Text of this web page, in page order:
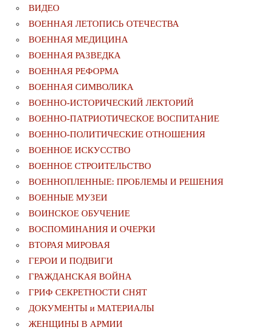
ВИДЕО
ВОЕННАЯ ЛЕТОПИСЬ ОТЕЧЕСТВА
ВОЕННАЯ МЕДИЦИНА
ВОЕННАЯ РАЗВЕДКА
ВОЕННАЯ РЕФОРМА
ВОЕННАЯ СИМВОЛИКА
ВОЕННО-ИСТОРИЧЕСКИЙ ЛЕКТОРИЙ
ВОЕННО-ПАТРИОТИЧЕСКОЕ ВОСПИТАНИЕ
ВОЕННО-ПОЛИТИЧЕСКИE ОТНОШЕНИЯ
ВОЕННОЕ ИСКУССТВО
ВОЕННОЕ СТРОИТЕЛЬСТВО
ВОЕННОПЛЕННЫЕ: ПРОБЛЕМЫ И РЕШЕНИЯ
ВОЕННЫЕ МУЗЕИ
ВОИНСКОЕ ОБУЧЕНИЕ
ВОСПОМИНАНИЯ И ОЧЕРКИ
ВТОРАЯ МИРОВАЯ
ГЕРОИ И ПОДВИГИ
ГРАЖДАНСКАЯ ВОЙНА
ГРИФ СЕКРЕТНОСТИ СНЯТ
ДОКУМЕНТЫ и МАТЕРИАЛЫ
ЖЕНЩИНЫ В АРМИИ